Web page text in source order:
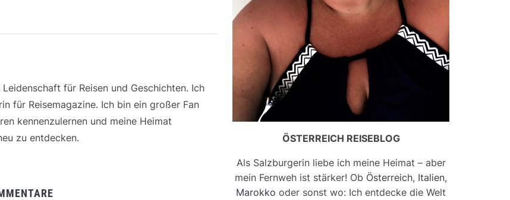
für Reisen und Geschichten. Ich
für Reisemagazine. Ich bin ein großer Fan
kennenzulernen und meine Heimat
zu entdecken.
ÖSTERREICH REISEBLOG
Als Salzburgerin liebe ich meine Heimat – aber
mein Fernweh ist stärker! Ob Österreich, Italien,
Marokko oder sonst wo: Ich entdecke die Welt